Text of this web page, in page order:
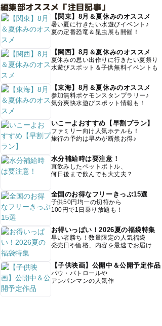
編集部オススメ「注目記事」
【関東】8月＆夏休みのオススメ
暑い夏に行きたい水遊びイベント♪
夏の定番恐竜＆昆虫展も開催！
【関西】8月＆夏休みのオススメ
夏休みの思い出作りに行きたい夏祭り
水遊びスポット＆子供無料イベントも
【東海】8月＆夏休みのオススメ
参加無料ポケモンスタンプラリー♪
気分爽快水遊びスポット情報も！
いこーよおすすめ【早割プラン】
ファミリー向け人気ホテルも！
旅行の予約は早めが断然お得♪
水分補給時は要注意！
直飲みしたペットボトル、
何日後まで飲んでも大丈夫？
全国のお得なフリーきっぷ15選
子供50円均一の切符から
100円で1日乗り放題も！
お得いっぱい！2026夏の福袋特集
早い者勝ち！数量限定の人気福袋
発売日や価格、内容を最速でお届け
【子供映画】公開中＆公開予定作品
パウ・パトロールや
アンパンマンの人気作